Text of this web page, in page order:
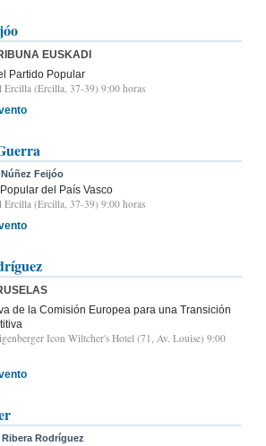
EUSKADI
Partido Popular
Ercilla (Ercilla, 37-39) 9:00 horas
Feijóo
del País Vasco
Ercilla (Ercilla, 37-39) 9:00 horas
de la Comisión Europea para una Transición
Icon Wiltcher's Hotel (71, Av. Louise) 9:00
Rodríguez